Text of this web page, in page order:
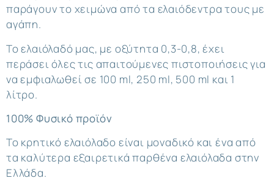
παράγουν το χειμώνα από τα ελαιόδεντρα τους με
αγάπη.
Το ελαιόλαδό μας, με οξύτητα 0,3-0,8, έχει
περάσει όλες τις απαιτούμενες πιστοποιήσεις για
να εμφιαλωθεί σε 100 ml, 250 ml, 500 ml και 1
λίτρο.
100% Φυσικό προϊόν
Το κρητικό ελαιόλαδο είναι μοναδικό και ένα από
τα καλύτερα εξαιρετικά παρθένα ελαιόλαδα στην
Ελλάδα.